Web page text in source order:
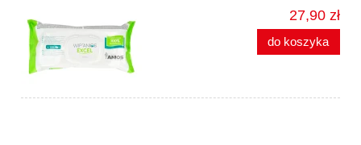
27,90 zł
do koszyka